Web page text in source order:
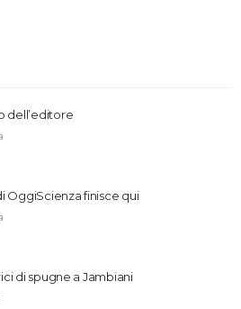
dell’editore
OggiScienza finisce qui
di spugne a Jambiani